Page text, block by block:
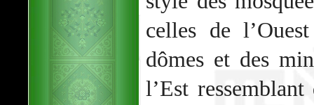
celles de
dômes et des
l’Est ressemblant